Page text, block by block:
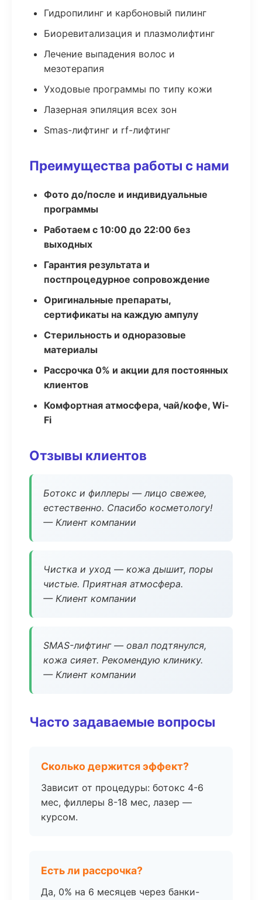
Гидропилинг и карбоновый пилинг
Биоревитализация и плазмолифтинг
Лечение выпадения волос и
мезотерапия
Уходовые программы по типу кожи
Лазерная эпиляция всех зон
Smas-лифтинг и rf-лифтинг
Преимущества работы с нами
Фото до/после и индивидуальные
программы
Работаем с 10:00 до 22:00 без
выходных
Гарантия результата и
постпроцедурное сопровождение
Оригинальные препараты,
сертификаты на каждую ампулу
Стерильность и одноразовые
материалы
Рассрочка 0% и акции для постоянных
клиентов
Комфортная атмосфера, чай/кофе, Wi-
Fi
Отзывы клиентов
Ботокс и филлеры — лицо свежее,
естественно. Спасибо косметологу!
— Клиент компании
Чистка и уход — кожа дышит, поры
чистые. Приятная атмосфера.
— Клиент компании
SMAS-лифтинг — овал подтянулся,
кожа сияет. Рекомендую клинику.
— Клиент компании
Часто задаваемые вопросы
Сколько держится эффект?
Зависит от процедуры: ботокс 4-6
мес, филлеры 8-18 мес, лазер —
курсом.
Есть ли рассрочка?
Да, 0% на 6 месяцев через банки-